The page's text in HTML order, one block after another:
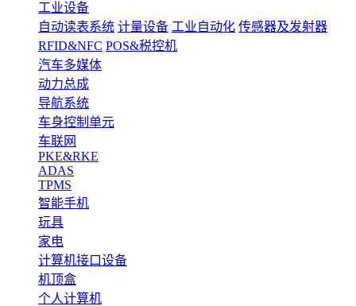
工业设备
自动读表系统 计量设备 工业自动化 传感器及发射器
RFID&NFC POS&税控机
汽车多媒体
动力总成
导航系统
车身控制单元
车联网
PKE&RKE
ADAS
TPMS
智能手机
玩具
家电
计算机接口设备
机顶盒
个人计算机